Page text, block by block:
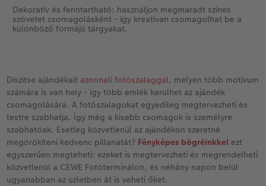
Dekoratív és fenntartható: használjon megmaradt színes
szövetet csomagolásként - így kreatívan csomagolhat be a
különböző formájú tárgyakat.
Díszítse ajándékait azonnali fotószalaggal, melyen több motívum
számára is van hely - így több emlék kerülhet az ajándék
csomagolására. A fotószalagokat egyedileg megtervezheti és
testre szabhatja. Így még a kisebb csomagok is személyre
szabhatóak. Esetleg közvetlenül az ajándékon szeretné
megörökíteni kedvenc pillanatát? Fényképes bögréinkkel ezt
egyszerűen megteheti: ezeket is megtervezheti és megrendelheti
közvetlenül a CEWE Fotóterminálon, és néhány napon belül
ugyanabban az üzletben át is veheti őket.